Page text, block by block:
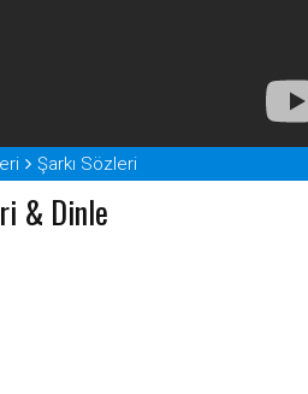
Şarkı Sözleri
& Dinle